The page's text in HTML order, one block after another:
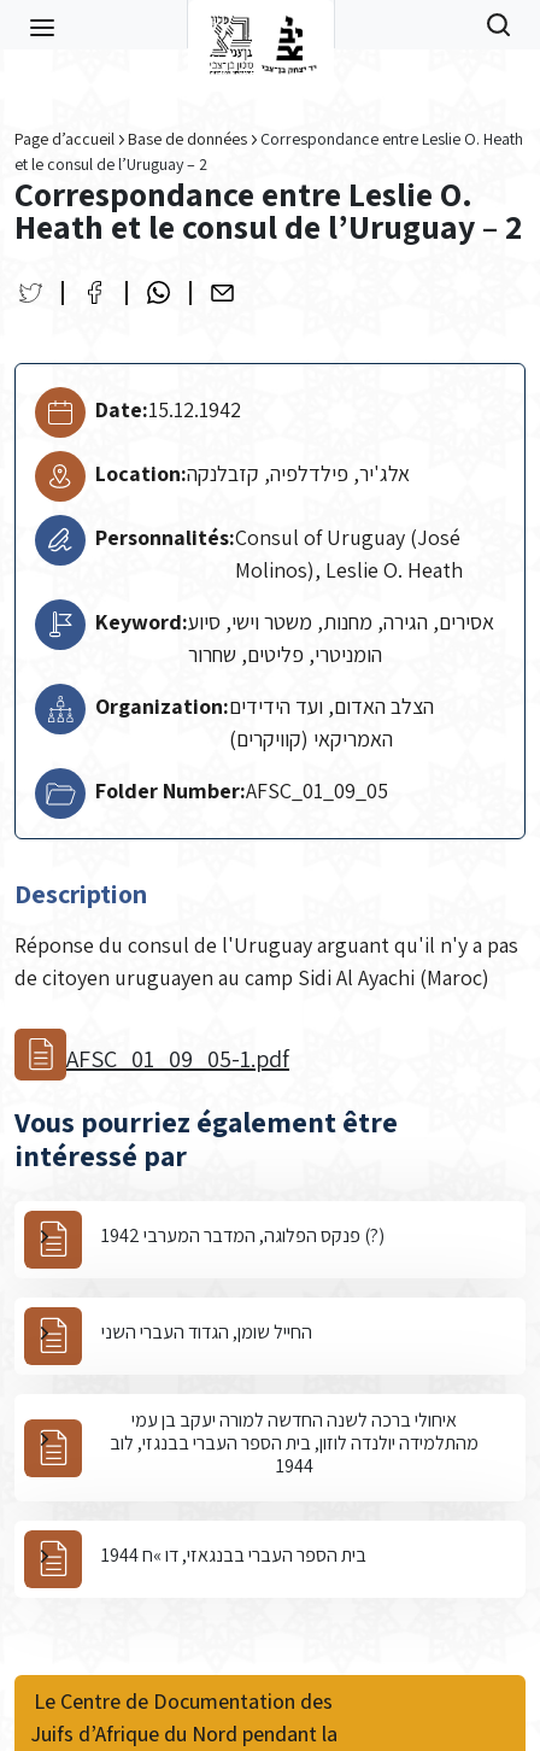
Page d’accueil Base de données
Correspondance entre Leslie O. Heath
et le consul de l’Uruguay – 2
Correspondance entre Leslie O.
Heath et le consul de l’Uruguay – 2
Date:15.12.1942
Location:אלג'יר, פילדלפיה, קזבלנקה
Personnalités:Consul of Uruguay (José
Molinos), Leslie O. Heath
Keyword:אסירים, הגירה, מחנות, משטר וישי, סיוע
הומניטרי, פליטים, שחרור
Organization:הצלב האדום, ועד הידידים
האמריקאי (קוויקרים)
Folder Number:AFSC_01_09_05
Description
Réponse du consul de l'Uruguay arguant qu'il n'y a pas
de citoyen uruguayen au camp Sidi Al Ayachi (Maroc)
AFSC_01_09_05-1.pdf
Vous pourriez également être
intéressé par
פנקס הפלוגה, המדבר המערבי 1942 (?)
החייל שומן, הגדוד העברי השני
איחולי ברכה לשנה החדשה למורה יעקב בן עמי
מהתלמידה יולנדה לוזון, בית הספר העברי בבנגזי, לוב
1944
בית הספר העברי בבנגאזי, דו »ח 1944
Le Centre de Documentation des
Juifs d’Afrique du Nord pendant la